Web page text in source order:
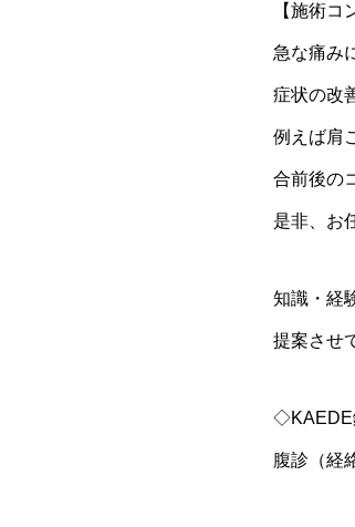
【施術コ
急な痛み
症状の改
例えば肩
合前後の
是非、お
知識・経
提案させ
◇KAEDE
腹診（経